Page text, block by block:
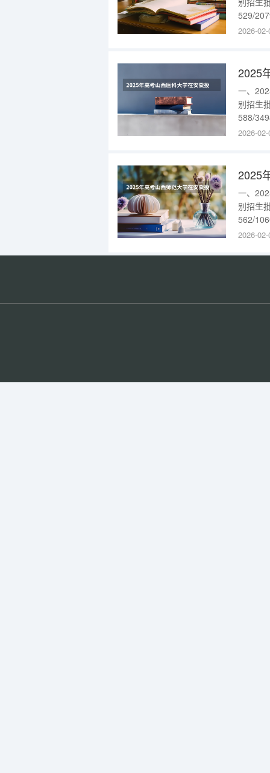
529/
2026-
2025
一、
别招生
588/
（001
2026-
2025
一、
别招生
562/
526/
2026-